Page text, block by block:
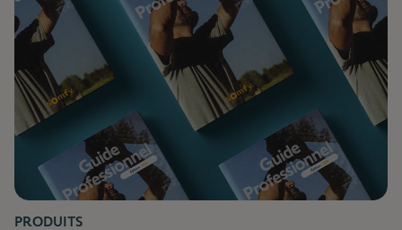
PRODUITS